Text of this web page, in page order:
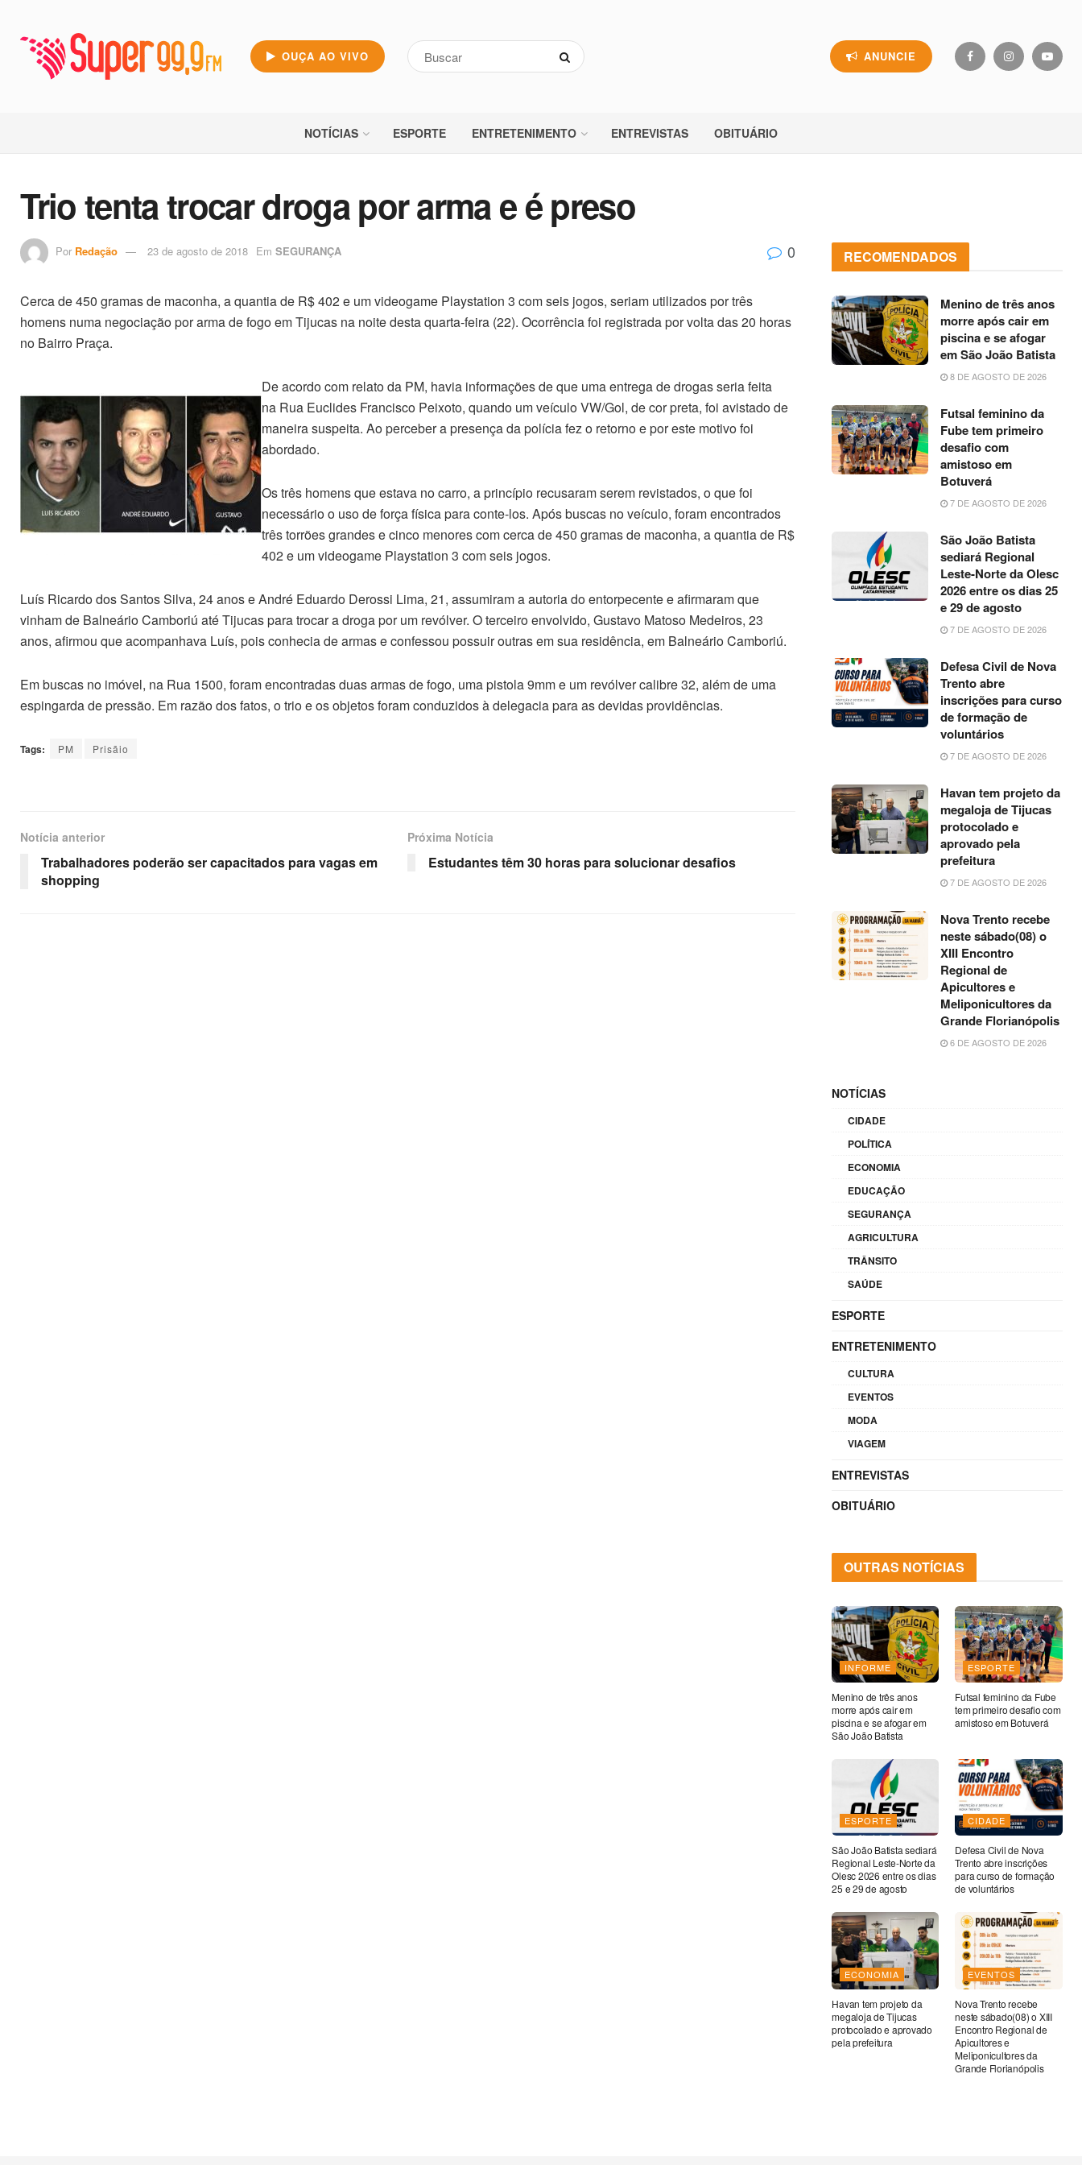
OUÇA AO VIVO ANUNCIE
NOTÍCIAS ESPORTE ENTRETENIMENTO ENTREVISTAS OBITUÁRIO
Trio tenta trocar droga por arma e é preso
Por Redação 23 de agosto de 2018 Em SEGURANÇA 0
Cerca de 450 gramas de maconha, a quantia de R$ 402 e um videogame Playstation 3 com seis jogos, seriam utilizados por três
homens numa negociação por arma de fogo em Tijucas na noite desta quarta-feira (22). Ocorrência foi registrada por volta das 20 horas
no Bairro Praça.
De acordo com relato da PM, havia informações de que uma entrega de drogas seria feita
na Rua Euclides Francisco Peixoto, quando um veículo VW/Gol, de cor preta, foi avistado de
maneira suspeita. Ao perceber a presença da polícia fez o retorno e por este motivo foi
abordado.
Os três homens que estava no carro, a princípio recusaram serem revistados, o que foi
necessário o uso de força física para conte-los. Após buscas no veículo, foram encontrados
três torrões grandes e cinco menores com cerca de 450 gramas de maconha, a quantia de R$
402 e um videogame Playstation 3 com seis jogos.
Luís Ricardo dos Santos Silva, 24 anos e André Eduardo Derossi Lima, 21, assumiram a autoria do entorpecente e afirmaram que
vinham de Balneário Camboriú até Tijucas para trocar a droga por um revólver. O terceiro envolvido, Gustavo Matoso Medeiros, 23
anos, afirmou que acompanhava Luís, pois conhecia de armas e confessou possuir outras em sua residência, em Balneário Camboriú.
Em buscas no imóvel, na Rua 1500, foram encontradas duas armas de fogo, uma pistola 9mm e um revólver calibre 32, além de uma
espingarda de pressão. Em razão dos fatos, o trio e os objetos foram conduzidos à delegacia para as devidas providências.
Tags: PM Prisãio
Notícia anterior
Trabalhadores poderão ser capacitados para vagas em
shopping
Próxima Notícia
Estudantes têm 30 horas para solucionar desafios
RECOMENDADOS
Menino de três anos
morre após cair em
piscina e se afogar
em São João Batista
8 DE AGOSTO DE 2026
Futsal feminino da
Fube tem primeiro
desafio com
amistoso em
Botuverá
7 DE AGOSTO DE 2026
São João Batista
sediará Regional
Leste-Norte da Olesc
2026 entre os dias 25
e 29 de agosto
7 DE AGOSTO DE 2026
Defesa Civil de Nova
Trento abre
inscrições para curso
de formação de
voluntários
7 DE AGOSTO DE 2026
Havan tem projeto da
megaloja de Tijucas
protocolado e
aprovado pela
prefeitura
7 DE AGOSTO DE 2026
Nova Trento recebe
neste sábado(08) o
XIII Encontro
Regional de
Apicultores e
Meliponicultores da
Grande Florianópolis
6 DE AGOSTO DE 2026
NOTÍCIAS
CIDADE
POLÍTICA
ECONOMIA
EDUCAÇÃO
SEGURANÇA
AGRICULTURA
TRÂNSITO
SAÚDE
ESPORTE
ENTRETENIMENTO
CULTURA
EVENTOS
MODA
VIAGEM
ENTREVISTAS
OBITUÁRIO
OUTRAS NOTÍCIAS
INFORME
Menino de três anos
morre após cair em
piscina e se afogar em
São João Batista
ESPORTE
Futsal feminino da Fube
tem primeiro desafio com
amistoso em Botuverá
ESPORTE
São João Batista sediará
Regional Leste-Norte da
Olesc 2026 entre os dias
25 e 29 de agosto
CIDADE
Defesa Civil de Nova
Trento abre inscrições
para curso de formação
de voluntários
ECONOMIA
Havan tem projeto da
megaloja de Tijucas
protocolado e aprovado
pela prefeitura
EVENTOS
Nova Trento recebe
neste sábado(08) o XIII
Encontro Regional de
Apicultores e
Meliponicultores da
Grande Florianópolis